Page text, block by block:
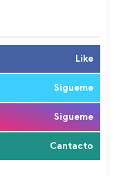
Like
Sigueme
Sigueme
Cantacto